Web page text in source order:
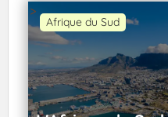
>
Afrique du Sud